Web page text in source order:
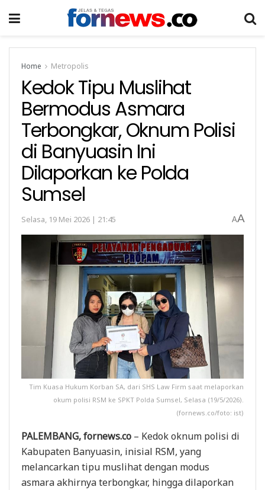
Home Metropolis
Kedok Tipu Muslihat
Bermodus Asmara
Terbongkar, Oknum Polisi
di Banyuasin Ini
Dilaporkan ke Polda
Sumsel
Selasa, 19 Mei 2026 | 21:45 AA
Tim Kuasa Hukum Korban SA, dari SHS Law Firm saat melaporkan
okum polisi RSM ke SPKT Polda Sumsel, Selasa (19/5/2026).
(fornews.co/foto: ist)
PALEMBANG, fornews.co – Kedok oknum polisi di
Kabupaten Banyuasin, inisial RSM, yang
melancarkan tipu muslihat dengan modus
asmara akhirnya terbongkar, hingga dilaporkan